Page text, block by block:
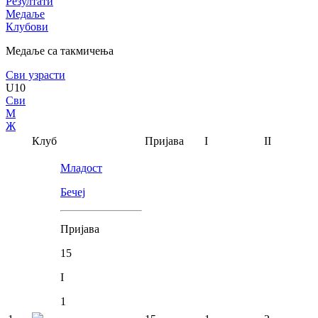
Медаље
Клубови
Медаље са такмичења
Сви узрасти
U10
Сви
М
Ж
Клуб
Пријава I II
Младост
Бечеј
Пријава
15
I
1